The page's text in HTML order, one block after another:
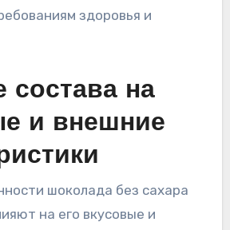
здоровья и
состава на
и внешние
шоколада без сахара
на его вкусовые и